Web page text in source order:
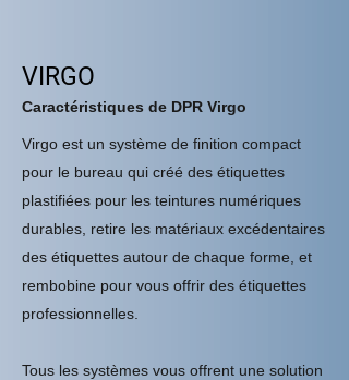
VIRGO
Caractéristiques de DPR Virgo
Virgo est un système de finition compact
pour le bureau qui créé des étiquettes
plastifiées pour les teintures numériques
durables, retire les matériaux excédentaires
des étiquettes autour de chaque forme, et
rembobine pour vous offrir des étiquettes
professionnelles.
Tous les systèmes vous offrent une solution